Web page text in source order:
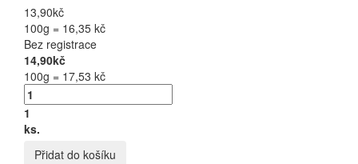
13,90kč
100g = 16,35 kč
Bez registrace
14,90kč
100g = 17,53 kč
1
ks.
Přidat do košíku